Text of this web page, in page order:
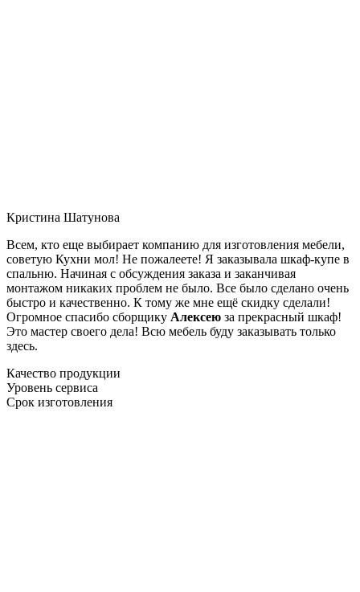
Кристина Шатунова
Всем, кто еще выбирает компанию для изготовления мебели,
советую Кухни мол! Не пожалеете! Я заказывала шкаф-купе в
спальню. Начиная с обсуждения заказа и заканчивая
монтажом никаких проблем не было. Все было сделано очень
быстро и качественно. К тому же мне ещё скидку сделали!
Огромное спасибо сборщику Алексею за прекрасный шкаф!
Это мастер своего дела! Всю мебель буду заказывать только
здесь.
Качество продукции
Уровень сервиса
Срок изготовления